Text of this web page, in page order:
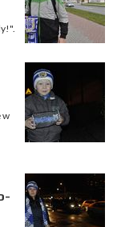
w